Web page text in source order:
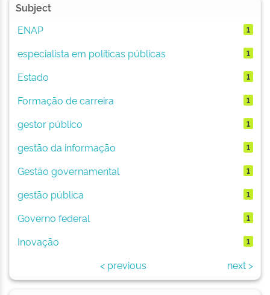
Subject
ENAP
1
especialista em políticas públicas 1
Estado 1
Formação de carreira 1
gestor público 1
gestão da informação 1
Gestão governamental 1
gestão pública 1
Governo federal 1
Inovação 1
< previous next >